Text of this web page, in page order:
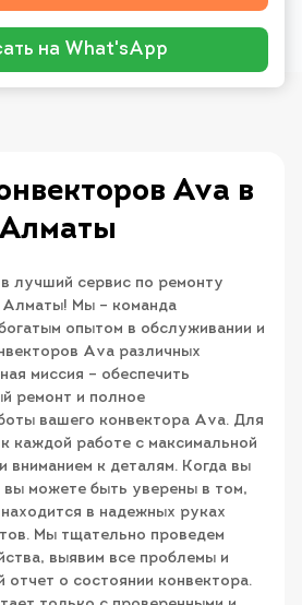
на What'sApp
Ava в
Алматы
лучший сервис по ремонту
Алматы! Мы – команда
опытом в обслуживании и
Ava различных
миссия – обеспечить
ремонт и полное
вашего конвектора Ava. Для
каждой работе с максимальной
вниманием к деталям. Когда вы
вы можете быть уверены в том,
в надежных руках
Мы тщательно проведем
выявим все проблемы и
отчет о состоянии конвектора.